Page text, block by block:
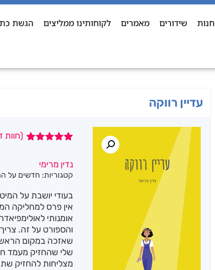
חנות שידורים מאמרים לקוחותינו ממליצים הגשת
עדיין רווקה
מבוסס על
דירוגים של
(חוות
נדין מרימי
קטגוריות: חדשים על
בעודי יושבת על
אין פרס למחליקה
אומנותי
והספורט על זה.
שאזכה במקום
שלי שהחזיק מעמד
מצליחות להחזיק